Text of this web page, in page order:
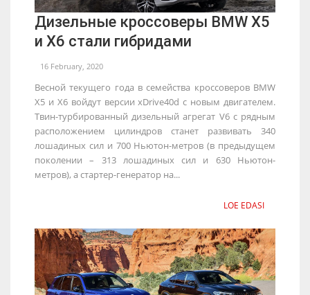
Дизельные кроссоверы BMW X5
и X6 стали гибридами
16 February, 2020
Весной текущего года в семейства кроссоверов BMW
X5 и X6 войдут версии xDrive40d с новым двигателем.
Твин-турбированный дизельный агрегат V6 с рядным
расположением цилиндров станет развивать 340
лошадиных сил и 700 Ньютон-метров (в предыдущем
поколении – 313 лошадиных сил и 630 Ньютон-
метров), а стартер-генератор на...
LOE EDASI